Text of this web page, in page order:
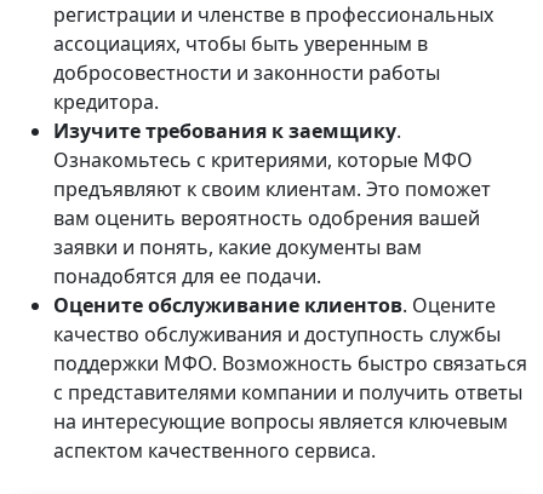
регистрации и членстве в профессиональных
ассоциациях, чтобы быть уверенным в
добросовестности и законности работы
кредитора.
Изучите требования к заемщику.
Ознакомьтесь с критериями, которые МФО
предъявляют к своим клиентам. Это поможет
вам оценить вероятность одобрения вашей
заявки и понять, какие документы вам
понадобятся для ее подачи.
Оцените обслуживание клиентов. Оцените
качество обслуживания и доступность службы
поддержки МФО. Возможность быстро связаться
с представителями компании и получить ответы
на интересующие вопросы является ключевым
аспектом качественного сервиса.